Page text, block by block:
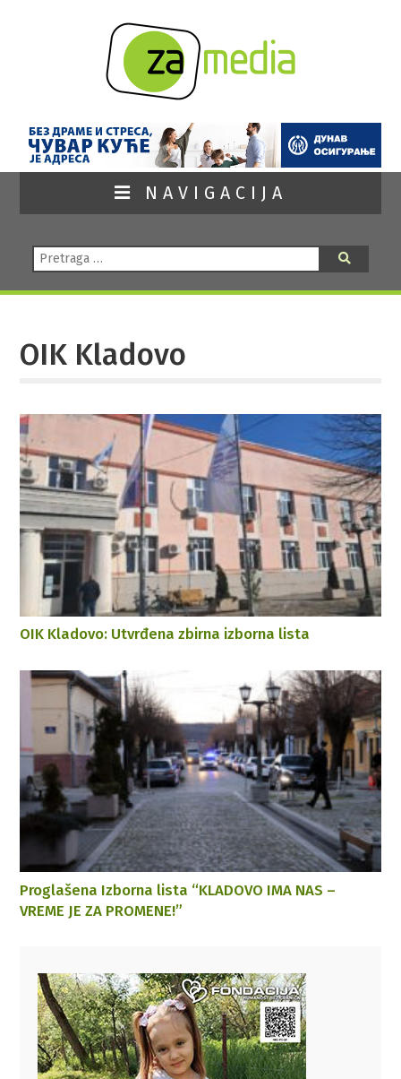
NAVIGACIJA
Pretraga:
OIK Kladovo
OIK Kladovo: Utvrđena zbirna izborna lista
Proglašena Izborna lista “KLADOVO IMA NAS –
VREME JE ZA PROMENE!”